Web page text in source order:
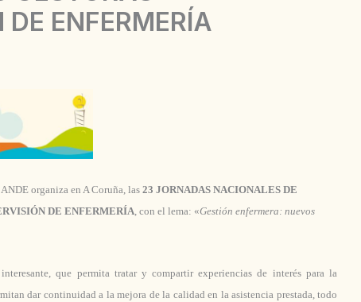
DE ENFERMERÍA
organiza en A Coruña, las 23 JORNADAS NACIONALES DE
DE ENFERMERÍA, con el lema: «Gestión enfermera: nuevos
que permita tratar y compartir experiencias de interés para la
dar continuidad a la mejora de la calidad en la asistencia prestada, todo